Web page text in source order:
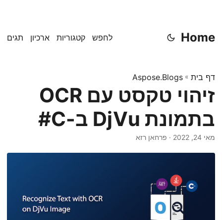
Home לחפש קטגוריות ארכיון תגים
דף בית »
Aspose.Blogs
זיהוי טקסט עם OCR
בתמונת DjVu ב-C#
מאי 24, 2022 · פרחאן רזא